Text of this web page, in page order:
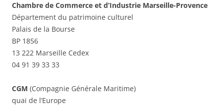
Chambre de Commerce et d’Industrie Marseille-Provence
Département du patrimoine culturel
Palais de la Bourse
BP 1856
13 222 Marseille Cedex
04 91 39 33 33
CGM (Compagnie Générale Maritime)
quai de l’Europe